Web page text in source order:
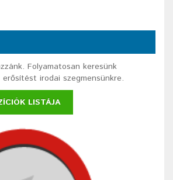
Folyamatosan keresünk
irodai szegmensünkre.
LISTÁJA